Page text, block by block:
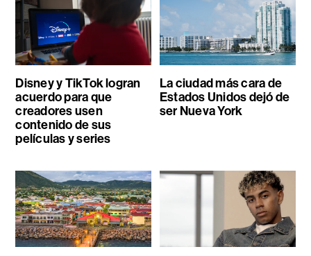
Disney y TikTok logran
acuerdo para que
creadores usen
contenido de sus
películas y series
La ciudad más cara de
Estados Unidos dejó de
ser Nueva York